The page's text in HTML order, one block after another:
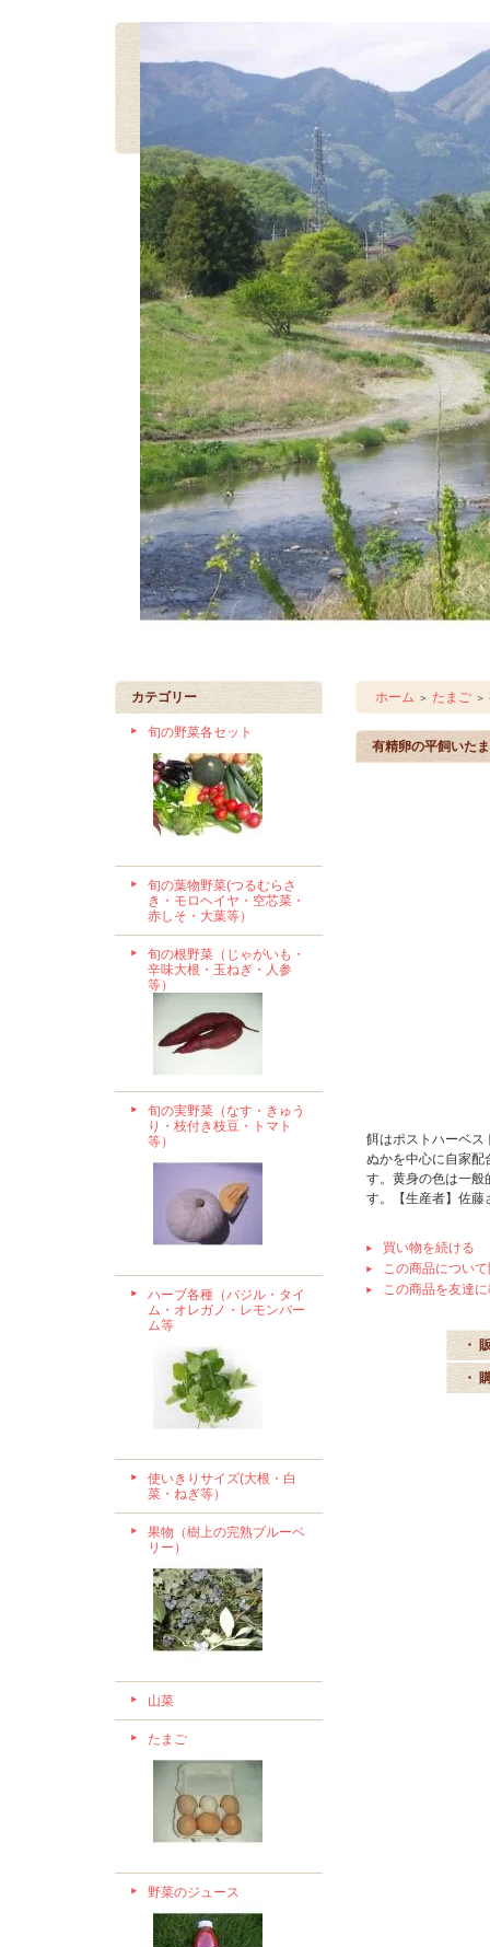
カテゴリー
旬の野菜各セット
旬の葉物野菜(つるむらさ
き・モロヘイヤ・空芯菜・
赤しそ・大葉等）
旬の根野菜（じゃがいも・
辛味大根・玉ねぎ・人参
等）
旬の実野菜（なす・きゅう
り・枝付き枝豆・トマト
等）
ハーブ各種（バジル・タイ
ム・オレガノ・レモンバー
ム等
使いきりサイズ(大根・白
菜・ねぎ等）
果物（樹上の完熟ブルーベ
リー）
山菜
たまご
野菜のジュース
ホーム ＞ たまご ＞
有精卵の平飼いた
餌はポストハーベス
ぬかを中心に自家配
す。黄身の色は一般
す。【生産者】佐藤
買い物を続ける
この商品につい
この商品を友達
・
・